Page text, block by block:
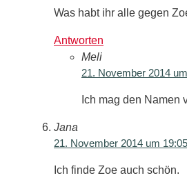
Was habt ihr alle gegen
Antworten
Meli
21. November 2014
Ich mag den Namen
Jana
21. November 2014 um
Ich finde Zoe auch schön.